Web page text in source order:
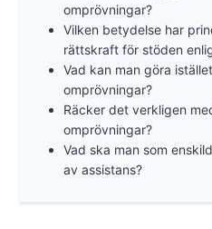
omprövningar?
Vilken betydelse har
rättskraft för stöden
Vad kan man göra
omprövningar?
Räcker det verkligen
omprövningar?
Vad ska man som
av assistans?